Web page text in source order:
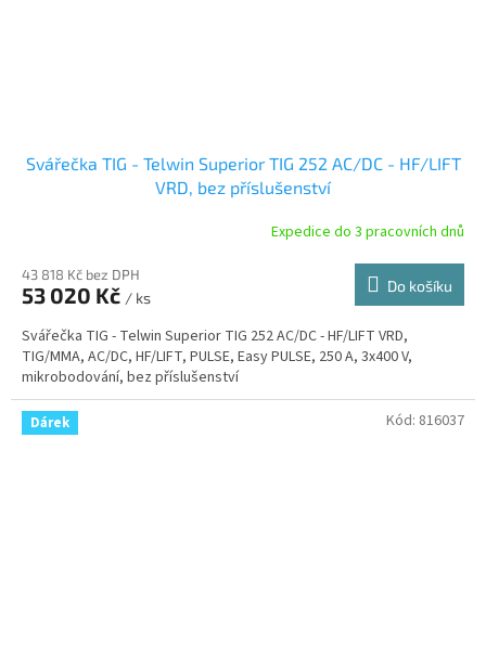
Svářečka TIG - Telwin Superior TIG 252 AC/DC - HF/LIFT
VRD, bez příslušenství
Expedice do 3 pracovních dnů
43 818 Kč bez DPH
53 020 Kč / ks
Do košíku
Svářečka TIG - Telwin Superior TIG 252 AC/DC - HF/LIFT VRD,
TIG/MMA, AC/DC, HF/LIFT, PULSE, Easy PULSE, 250 A, 3x400 V,
mikrobodování, bez příslušenství
Dárek Kód: 816037